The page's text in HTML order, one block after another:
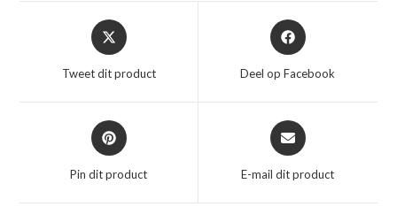
Opent
in
nieuw
Tweet dit product
Opent
in
nieuw
Deel op Facebook
Opent
in
nieuw
Pin dit product
Opent
in
nieuw
E-mail dit product